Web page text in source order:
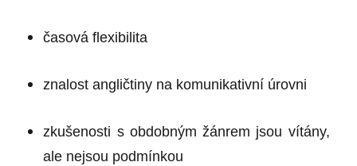
časová flexibilita
znalost angličtiny na komunikativní úrovni
zkušenosti s obdobným žánrem jsou vítány,
ale nejsou podmínkou